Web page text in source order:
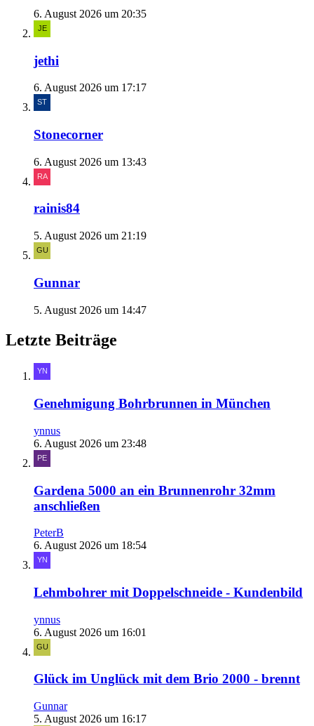
6. August 2026 um 20:35
jethi
6. August 2026 um 17:17
Stonecorner
6. August 2026 um 13:43
rainis84
5. August 2026 um 21:19
Gunnar
5. August 2026 um 14:47
Letzte Beiträge
Genehmigung Bohrbrunnen in München
ynnus
6. August 2026 um 23:48
Gardena 5000 an ein Brunnenrohr 32mm
anschließen
PeterB
6. August 2026 um 18:54
Lehmbohrer mit Doppelschneide - Kundenbild
ynnus
6. August 2026 um 16:01
Glück im Unglück mit dem Brio 2000 - brennt
Gunnar
5. August 2026 um 16:17